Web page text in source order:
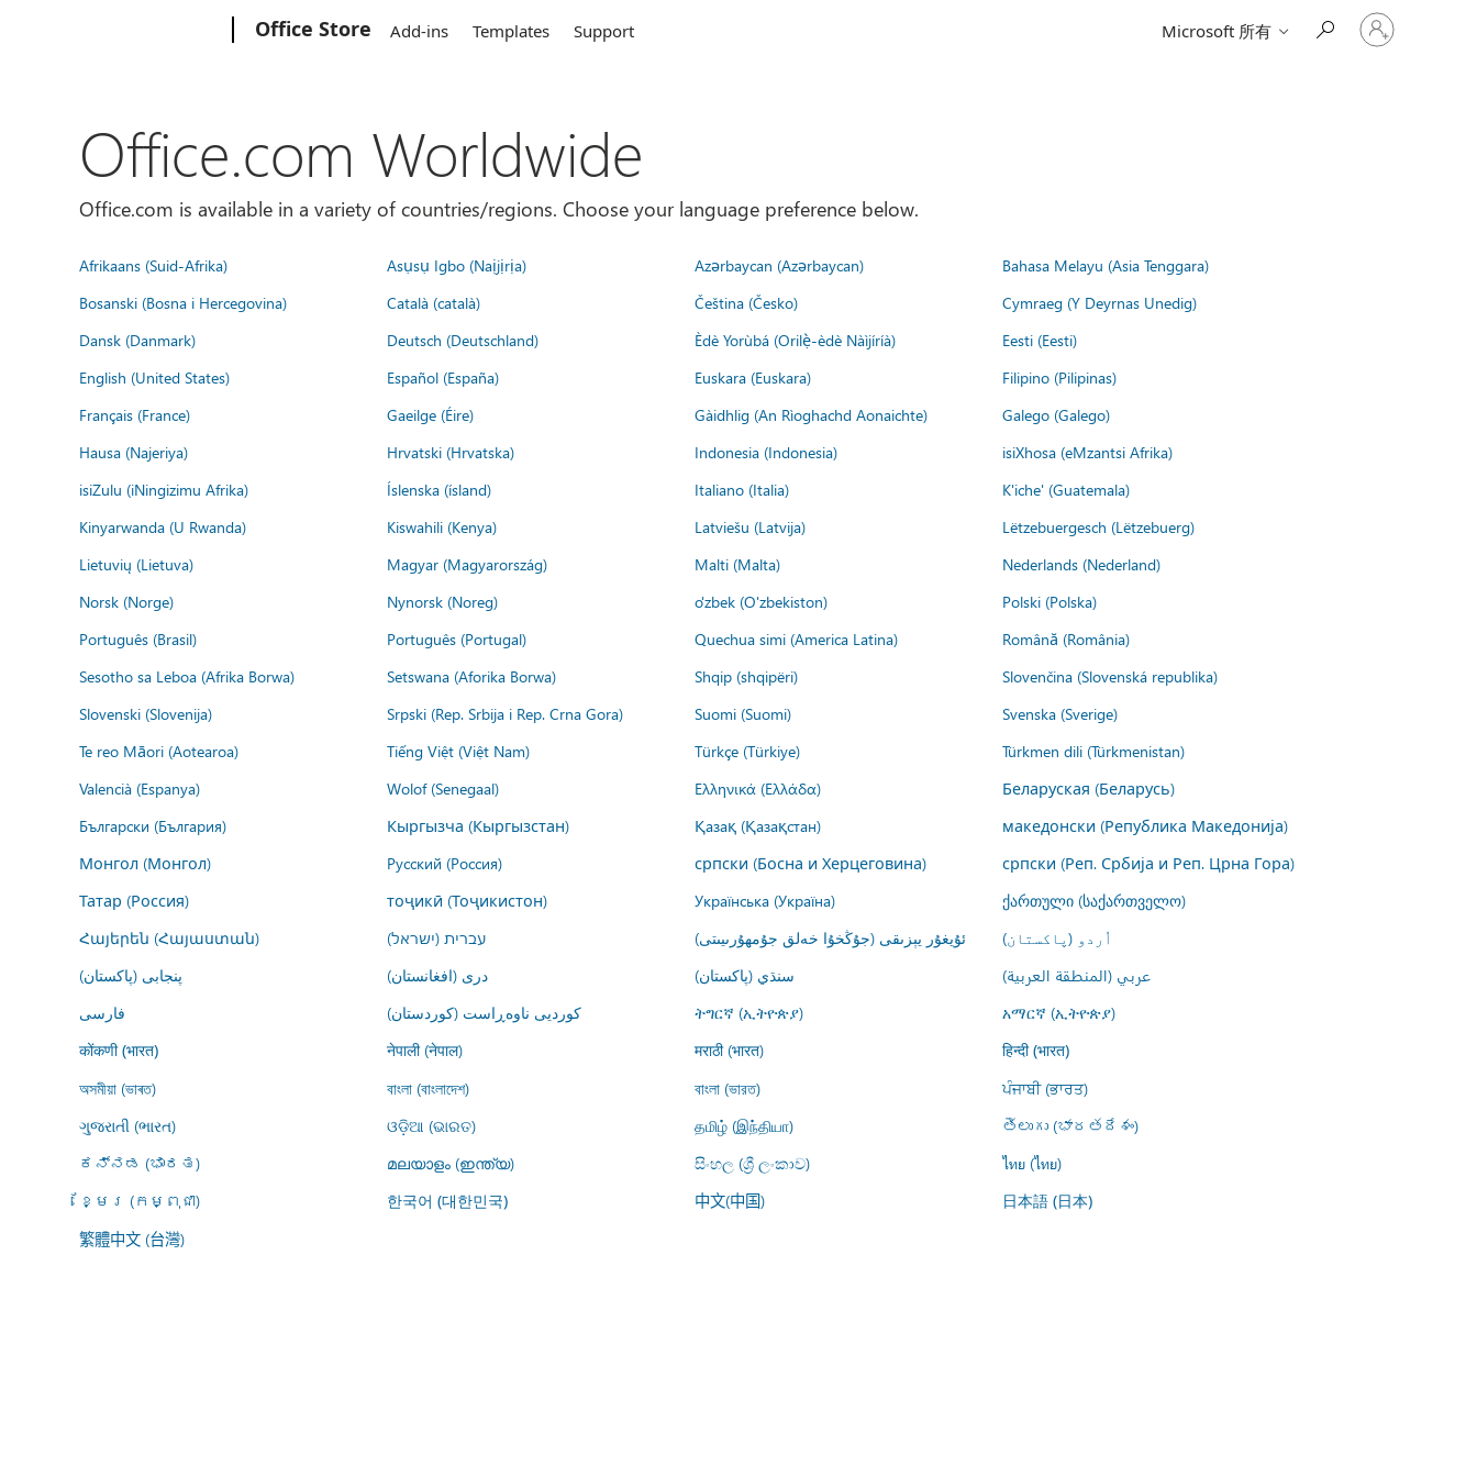
Office Store Add-ins Templates Support Microsoft 所有
登
入
Office.com Worldwide
Office.com is available in a variety of countries/regions. Choose your language preference below.
Afrikaans (Suid-Afrika) Asụsụ Igbo (Naịjịrịa) Azərbaycan (Azərbaycan)
Bahasa Melayu (Asia Tenggara)
Bosanski (Bosna i Hercegovina)
Català (català) Čeština (Česko)
Cymraeg (Y Deyrnas Unedig)
Dansk (Danmark)
Deutsch (Deutschland) Èdè Yorùbá (Orilẹ̀-èdè Nàìjíríà)
Eesti (Eesti)
English (United States)
Español (España) Euskara (Euskara)
Filipino (Pilipinas)
Français (France)
Gaeilge (Éire) Gàidhlig (An Rìoghachd Aonaichte)
Galego (Galego)
Hausa (Najeriya)
Hrvatski (Hrvatska) Indonesia (Indonesia)
isiXhosa (eMzantsi Afrika)
isiZulu (iNingizimu Afrika)
Íslenska (ísland) Italiano (Italia)
K'iche' (Guatemala)
Kinyarwanda (U Rwanda)
Kiswahili (Kenya) Latviešu (Latvija)
Lëtzebuergesch (Lëtzebuerg)
Lietuvių (Lietuva)
Magyar (Magyarország) Malti (Malta)
Nederlands (Nederland)
Norsk (Norge)
Nynorsk (Noreg) o'zbek (O'zbekiston)
Polski (Polska)
Português (Brasil)
Português (Portugal) Quechua simi (America Latina)
Română (România)
Sesotho sa Leboa (Afrika Borwa)
Setswana (Aforika Borwa) Shqip (shqipëri)
Slovenčina (Slovenská republika)
Slovenski (Slovenija)
Srpski (Rep. Srbija i Rep. Crna Gora) Suomi (Suomi)
Svenska (Sverige)
Te reo Māori (Aotearoa)
Tiếng Việt (Việt Nam) Türkçe (Türkiye)
Türkmen dili (Türkmenistan)
Valencià (Espanya)
Wolof (Senegaal) Ελληνικά (Ελλάδα)
Беларуская (Беларусь)
Български (България)
Кыргызча (Кыргызстан) Қазақ (Қазақстан)
македонски (Република Македонија)
Монгол (Монгол)
Русский (Россия) српски (Босна и Херцеговина)
српски (Реп. Србија и Реп. Црна Гора)
Татар (Россия)
тоҷикӣ (Тоҷикистон) Українська (Україна)
ქართული (საქართველო)
Հայերեն (Հայաստան)
עברית (ישראל) ئۇيغۇر يېزىقى (جۇڭخۇا خەلق جۇمھۇرىيىتى)
اُردو (پاکستان)
پنجابی (پاکستان)
درى (افغانستان) سنڌي (پاکستان)
عربي (المنطقة العربية)
فارسى
کوردیی ناوەڕاست (کوردستان) ትግርኛ (ኢትዮጵያ) አማርኛ (ኢትዮጵያ)
कोंकणी (भारत) नेपाली (नेपाल) मराठी (भारत) हिन्दी (भारत)
অসমীয়া (ভাৰত) বাংলা (বাংলাদেশ) বাংলা (ভারত)
ਪੰਜਾਬੀ (ਭਾਰਤ)
ગુજરાતી (ભારત)
ଓଡ଼ିଆ (ଭାରତ) தமிழ் (இந்தியா)
తెలుగు (భారతదేశం)
ಕನ್ನಡ (ಭಾರತ)
മലയാളം (ഇന്ത്യ) සිංහල (ශ්‍රී ලංකාව)
ไทย (ไทย)
ខ្មែរ (កម្ពុជា)
한국어 (대한민국) 中文(中国) 日本語 (日本)
繁體中文 (台灣)